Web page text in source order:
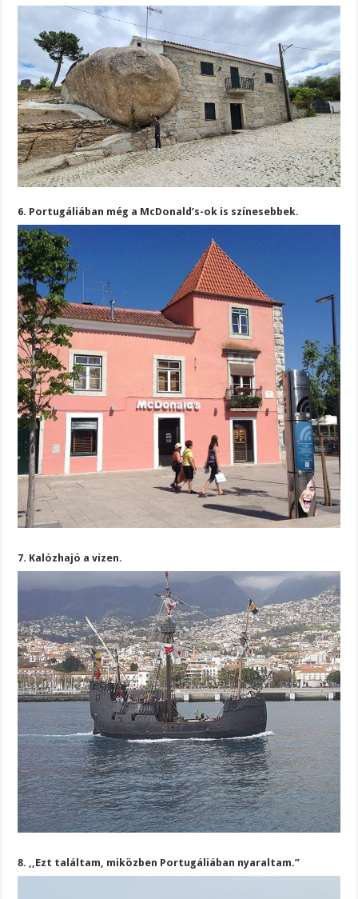
6. Portugáliában még a McDonald’s-ok is színesebbek.
7. Kalózhajó a vízen.
8. ,,Ezt találtam, miközben Portugáliában nyaraltam.”